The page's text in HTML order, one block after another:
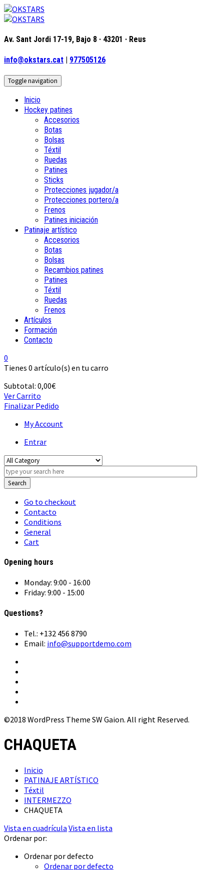
Av. Sant Jordi 17-19, Bajo 8 · 43201 · Reus
info@okstars.cat | 977505126
Toggle navigation
Inicio
Hockey patines
Accesorios
Botas
Bolsas
Téxtil
Ruedas
Patines
Sticks
Protecciones jugador/a
Protecciones portero/a
Frenos
Patines iniciación
Patinaje artístico
Accesorios
Botas
Bolsas
Recambios patines
Patines
Téxtil
Ruedas
Frenos
Artículos
Formación
Contacto
0
Tienes 0 artículo(s) en tu carro
Subtotal: 0,00€
Ver Carrito
Finalizar Pedido
My Account
Entrar
Search
Go to checkout
Contacto
Conditions
General
Cart
Opening hours
Monday: 9:00 - 16:00
Friday: 9:00 - 15:00
Questions?
Tel.: +132 456 8790
Email: info@supportdemo.com
©2018 WordPress Theme SW Gaion. All right Reserved.
CHAQUETA
Inicio
PATINAJE ARTÍSTICO
Téxtil
INTERMEZZO
CHAQUETA
Vista en cuadrícula Vista en lista
Ordenar por:
Ordenar por defecto
Ordenar por defecto